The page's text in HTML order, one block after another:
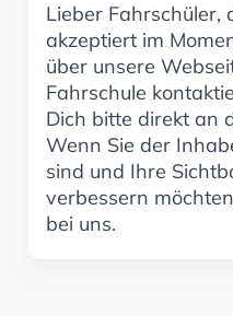
Lieber Fahrschüler,
akzeptiert im
über unsere
Fahrschule
Dich bitte direkt an
Wenn Sie der
sind und Ihre
verbessern
bei uns.